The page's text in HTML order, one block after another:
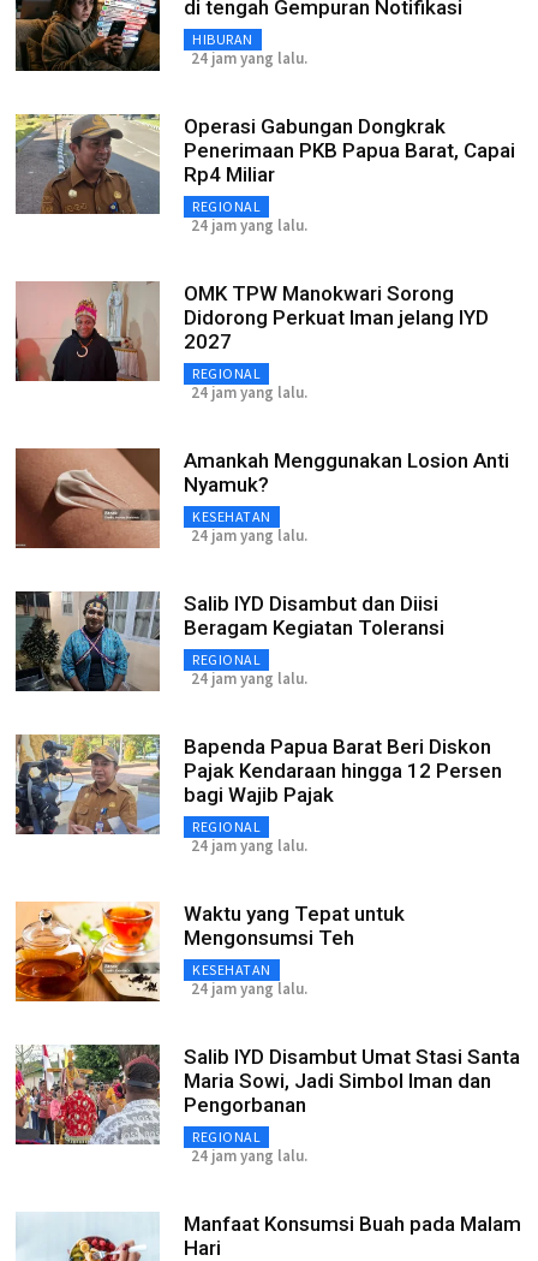
di tengah Gempuran Notifikasi
HIBURAN
24 jam yang lalu.
Operasi Gabungan Dongkrak
Penerimaan PKB Papua Barat, Capai
Rp4 Miliar
REGIONAL
24 jam yang lalu.
OMK TPW Manokwari Sorong
Didorong Perkuat Iman jelang IYD
2027
REGIONAL
24 jam yang lalu.
Amankah Menggunakan Losion Anti
Nyamuk?
KESEHATAN
24 jam yang lalu.
Salib IYD Disambut dan Diisi
Beragam Kegiatan Toleransi
REGIONAL
24 jam yang lalu.
Bapenda Papua Barat Beri Diskon
Pajak Kendaraan hingga 12 Persen
bagi Wajib Pajak
REGIONAL
24 jam yang lalu.
Waktu yang Tepat untuk
Mengonsumsi Teh
KESEHATAN
24 jam yang lalu.
Salib IYD Disambut Umat Stasi Santa
Maria Sowi, Jadi Simbol Iman dan
Pengorbanan
REGIONAL
24 jam yang lalu.
Manfaat Konsumsi Buah pada Malam
Hari